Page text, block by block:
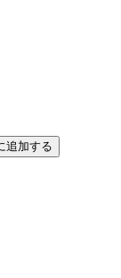
追加する